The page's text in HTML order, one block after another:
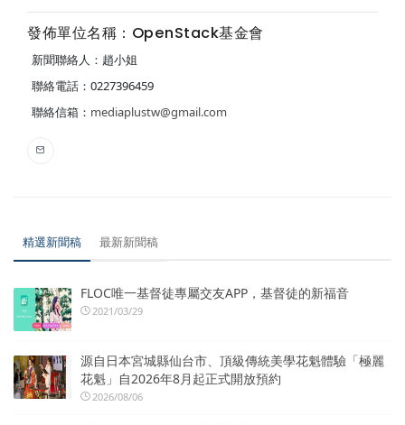
發佈單位名稱：OpenStack基金會
新聞聯絡人：趙小姐
聯絡電話：0227396459
聯絡信箱： mediaplustw@gmail.com
精選新聞稿 最新新聞稿
FLOC唯一基督徒專屬交友APP，基督徒的新福音
2021/03/29
源自日本宮城縣仙台市、頂級傳統美學花魁體驗「極麗
花魁」自2026年8月起正式開放預約
2026/08/06